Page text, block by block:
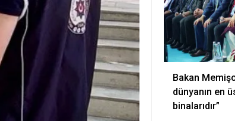
Bakan
dünyanın en
binalarıdır”